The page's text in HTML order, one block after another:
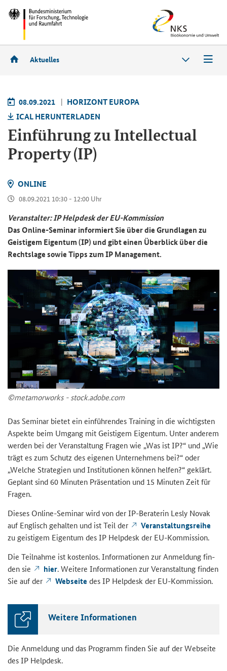
Aktuelles
08.09.2021
HO­RI­ZONT EU­RO­PA
ICAL HER­UN­TER­LA­DEN
Ein­füh­rung zuIntellectual
Property (IP)
ON­LINE
08.09.2021 10:30 - 12:00 Uhr
Ver­an­stal­ter: IP Hel­pdesk der EU-​Kommission
Das Online-​Seminar in­for­miert Sie über die Grund­la­gen zu
Geis­ti­gem Ei­gen­tum (IP) und gibt einen Über­blick über die
Rechts­la­ge sowie Tipps zumIPMa­nage­ment.
©me­ta­mor­works - stock.adobe.com
Das Se­mi­nar bie­tet ein ein­füh­ren­des Trai­ning in die wich­tigs­ten
Aspek­te beim Um­gang mit Geis­ti­gem Ei­gen­tum. Unter an­de­rem
wer­den bei der Ver­an­stal­tung Fra­gen wie „Was istIP?“ und „Wie
trägt es zum Schutz des ei­ge­nen Un­ter­neh­mens bei?“ oder
„Wel­che Stra­te­gien und In­sti­tu­tio­nen kön­nen hel­fen?“ ge­klärt.
Ge­plant sind 60 Mi­nu­ten Prä­sen­ta­ti­on und 15 Mi­nu­ten Zeit für
Fra­gen.
Die­ses Online-​Seminar wird von derIP-​Beraterin Lesly Novak
auf Eng­lisch ge­hal­ten und ist Teil der
Ver­an­stal­tungs­rei­he
zu geis­ti­gem Ei­gen­tum desIP Helpdesk der EU-​Kommission.
Die Teil­nah­me ist kos­ten­los. In­for­ma­tio­nen zur An­mel­dung fin­
den sie
hier. Wei­te­re In­for­ma­tio­nen zur Ver­an­stal­tung fin­den
Sie auf der
Web­sei­te desIP Helpdesk der EU-​Kommission.
Wei­te­re In­for­ma­tio­nen
Die An­mel­dung und das Pro­gramm fin­den Sie auf der Web­sei­te
des IP Hel­pdesk.